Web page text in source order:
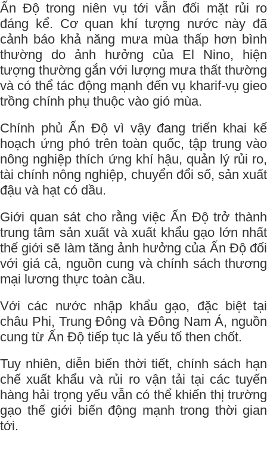
Ấn Độ trong niên vụ tới vẫn đối mặt rủi ro
đáng kể. Cơ quan khí tượng nước này đã
cảnh báo khả năng mưa mùa thấp hơn bình
thường do ảnh hưởng của El Nino, hiện
tượng thường gắn với lượng mưa thất thường
và có thể tác động mạnh đến vụ kharif-vụ gieo
trồng chính phụ thuộc vào gió mùa.
Chính phủ Ấn Độ vì vậy đang triển khai kế
hoạch ứng phó trên toàn quốc, tập trung vào
nông nghiệp thích ứng khí hậu, quản lý rủi ro,
tài chính nông nghiệp, chuyển đổi số, sản xuất
đậu và hạt có dầu.
Giới quan sát cho rằng việc Ấn Độ trở thành
trung tâm sản xuất và xuất khẩu gạo lớn nhất
thế giới sẽ làm tăng ảnh hưởng của Ấn Độ đối
với giá cả, nguồn cung và chính sách thương
mại lương thực toàn cầu.
Với các nước nhập khẩu gạo, đặc biệt tại
châu Phi, Trung Đông và Đông Nam Á, nguồn
cung từ Ấn Độ tiếp tục là yếu tố then chốt.
Tuy nhiên, diễn biến thời tiết, chính sách hạn
chế xuất khẩu và rủi ro vận tải tại các tuyến
hàng hải trọng yếu vẫn có thể khiến thị trường
gạo thế giới biến động mạnh trong thời gian
tới.